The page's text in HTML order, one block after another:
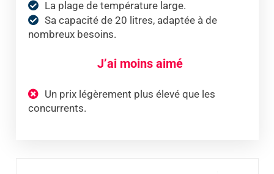
La plage de température large.
Sa capacité de 20 litres, adaptée à de
nombreux besoins.
J’ai moins aimé
Un prix légèrement plus élevé que les
concurrents.